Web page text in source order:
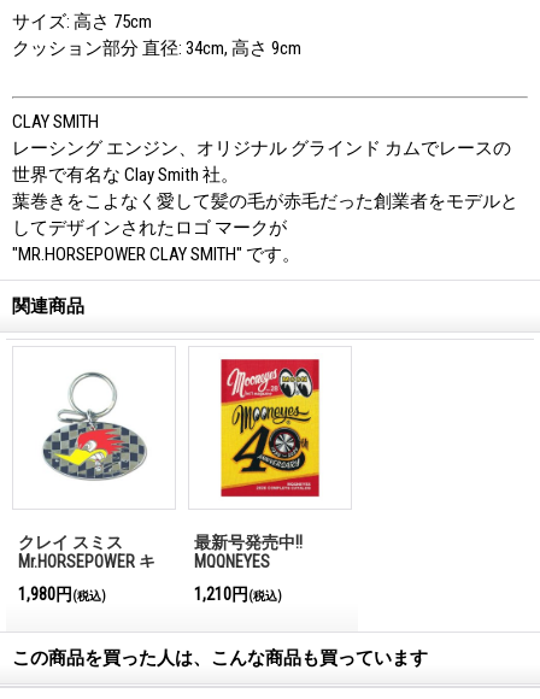
サイズ: 高さ 75cm
クッション部分 直径: 34cm, 高さ 9cm
CLAY SMITH
レーシング エンジン、オリジナル グラインド カムでレースの
世界で有名な Clay Smith 社。
葉巻きをこよなく愛して髪の毛が赤毛だった創業者をモデルと
してデザインされたロゴ マークが
"MR.HORSEPOWER CLAY SMITH" です。
関連商品
クレイ スミス
Mr.HORSEPOWER キ
1,980円 (税込)
最新号発売中!!
MQQNEYES
Magazine No.28 2026
1,210円 (税込)
この商品を買った人は、こんな商品も買っています